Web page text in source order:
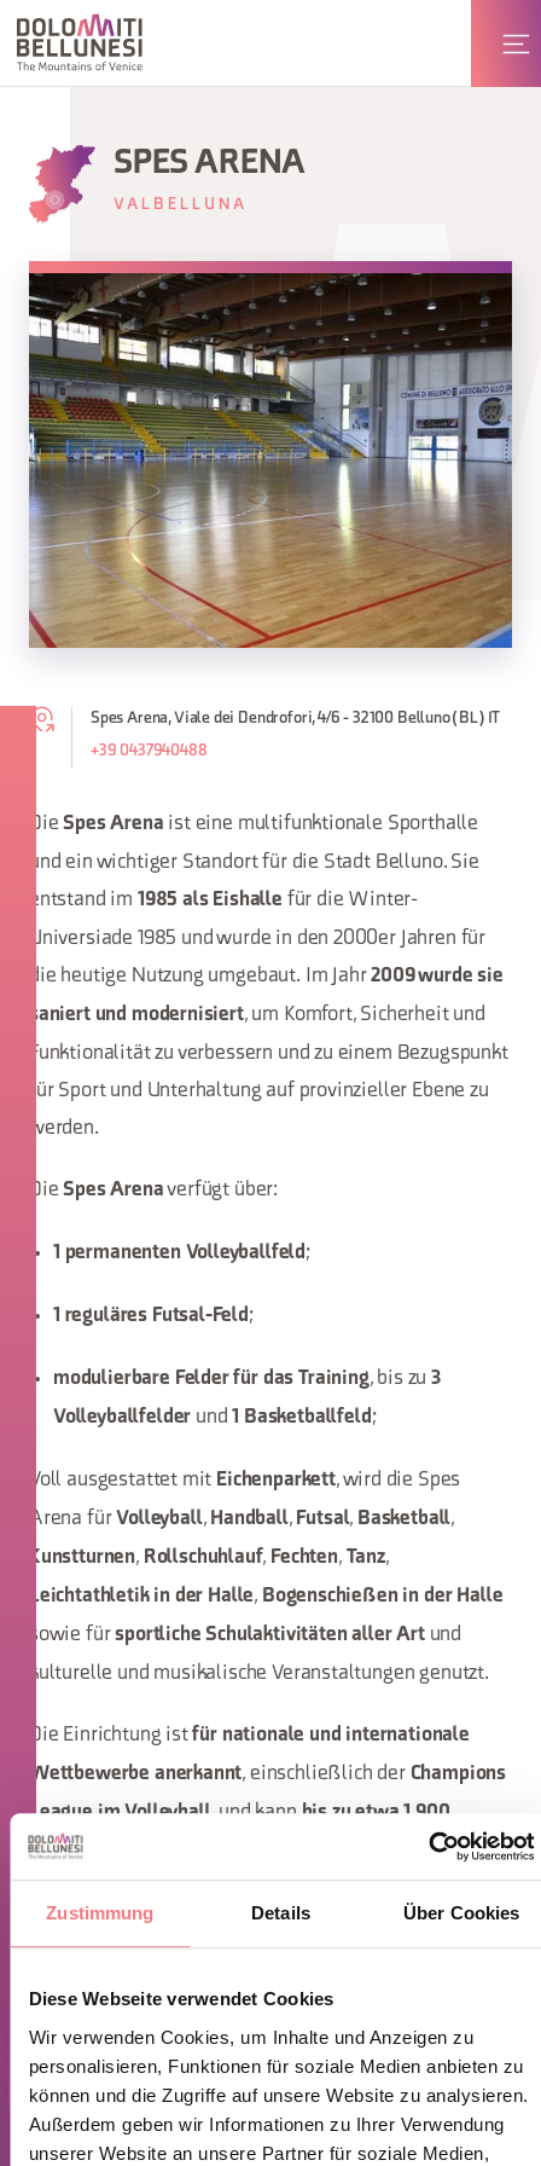
Zustimmung Details Über Cookies
Diese Webseite verwendet Cookies
Wir verwenden Cookies, um Inhalte und Anzeigen zu
personalisieren, Funktionen für soziale Medien anbieten zu
können und die Zugriffe auf unsere Website zu analysieren.
Außerdem geben wir Informationen zu Ihrer Verwendung
unserer Website an unsere Partner für soziale Medien,
SPES ARENA
VALBELLUNA
Spes Arena, Viale dei Dendrofori, 4/6 - 32100 Belluno (BL) IT
+39 0437940488
DieSpes Arena ist eine multifunktionale Sporthalle
und ein wichtiger Standort für die Stadt Belluno. Sie
entstand im 1985 als Eishalle für die Winter-
Universiade 1985 und wurde in den 2000er Jahren für
die heutige Nutzung umgebaut. Im Jahr2009 wurde sie
saniert und modernisiert, um Komfort, Sicherheit und
Funktionalität zu verbessern und zu einem Bezugspunkt
für Sport und Unterhaltung auf provinzieller Ebene zu
werden.
DieSpes Arenaverfügt über:
1 permanenten Volleyballfeld ;
1 reguläres Futsal-Feld ;
modulierbare Felder für das Training, bis zu3
Volleyballfelder und1 Basketballfeld ;
Voll ausgestattet mit Eichenparkett, wird die Spes
Arena fürVolleyball, Handball, Futsal, Basketball,
Kunstturnen, Rollschuhlauf, Fechten, Tanz,
Leichtathletik in der Halle, Bogenschießen in der Halle
sowie fürsportliche Schulaktivitäten aller Artund
kulturelle und musikalische Veranstaltungen genutzt.
Die Einrichtung istfür nationale und internationale
Wettbewerbe anerkannt, einschließlich der Champions
League im Volleyball , und kann bis zu etwa 1.900
Zuschauer
Im Inneren befindet sich auch der Sitz des Zentrums für
Sportmedizin, wo alle notwendigen Kontrollen und die
entsprechenden Dokumente in Zusammenarbeit mit
Ulss für die Ausübung von Wettkampf- und
Freizeitsport durchgeführt werden.
ÖFFNUNGSZEITEN